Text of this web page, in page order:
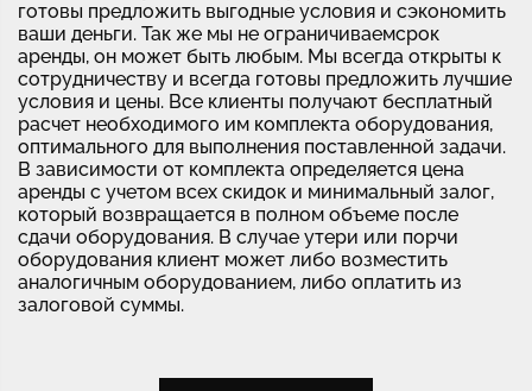
готовы предложить выгодные условия и сэкономить
ваши деньги. Так же мы не ограничиваемсрок
аренды, он может быть любым. Мы всегда открыты к
сотрудничеству и всегда готовы предложить лучшие
условия и цены. Все клиенты получают бесплатный
расчет необходимого им комплекта оборудования,
оптимального для выполнения поставленной задачи.
В зависимости от комплекта определяется цена
аренды с учетом всех скидок и минимальный залог,
который возвращается в полном объеме после
сдачи оборудования. В случае утери или порчи
оборудования клиент может либо возместить
аналогичным оборудованием, либо оплатить из
залоговой суммы.